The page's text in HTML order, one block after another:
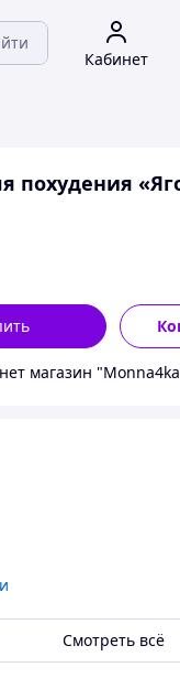
Кабинет
похудения
магазин
Смотреть всё